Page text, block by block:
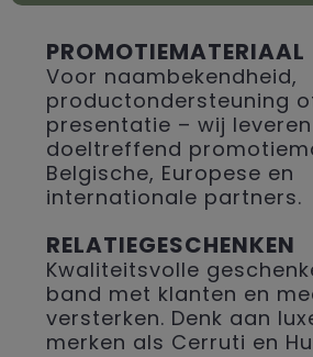
PROMOTIEMATERIAAL
Voor naambekendheid,
productondersteuning
presentatie – wij leveren
doeltreffend
Belgische, Europese en
internationale partners.
RELATIEGESCHENKEN
Kwaliteitsvolle
band met klanten en
versterken. Denk aan
merken als Cerruti en